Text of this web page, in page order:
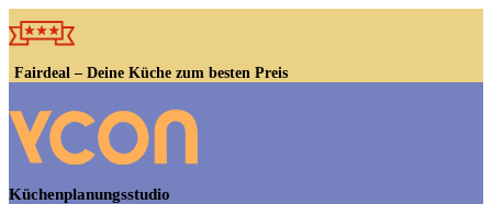
Fairdeal – Deine Küche zum besten Preis
Küchenplanungsstudio
Küchenangebote
Unsere Styles
Deine Vorteile
Service & Hilfe